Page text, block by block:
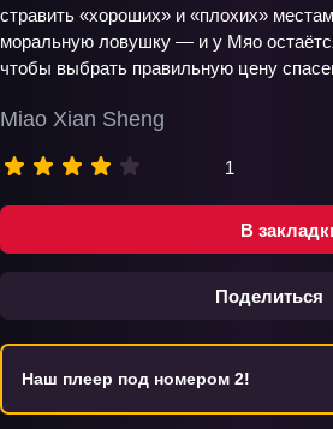
В
Поделиться
Miao Xian Sheng
1
стравить «хороших» и «плохих»
моральную ловушку — и у Мяо
чтобы выбрать правильную цену
Наш плеер под номером 2!